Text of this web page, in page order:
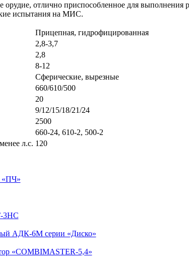
отлично приспособленное для выполнения
испытания на МИС.
Прицепная, гидрофицированная
2,8-3,7
2,8
8-12
Сферические, вырезные
660/610/500
20
9/12/15/18/21/24
2500
660-24, 610-2, 500-2
л.с. 120
«ПЧ»
3НС
АДК-6М серии «Диско»
«COMBIMASTER-5,4»